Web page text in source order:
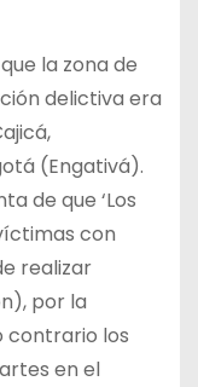
la zona de
delictiva era
(Engativá).
de que ‘Los
con
realizar
por la
contrario los
en el